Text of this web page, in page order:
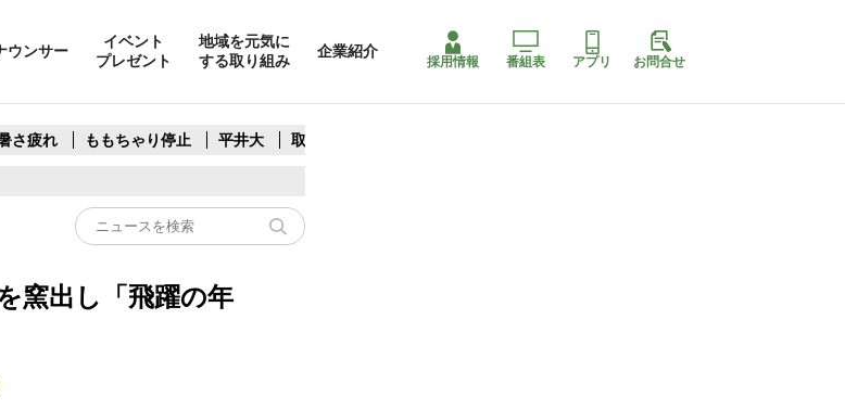
ウンサー
イベント
プレゼント
地域を元気に
する取り組み
企業紹介
採用情報 番組表 アプリ お問合せ
さ疲れ ももちゃり停止 平井大 取水制限
窯出し「飛躍の年